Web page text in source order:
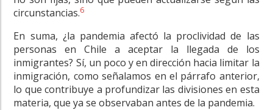
circunstancias.6
En suma, ¿la pandemia afectó la proclividad de las
personas en Chile a aceptar la llegada de los
inmigrantes? Sí, un poco y en dirección hacia limitar la
inmigración, como señalamos en el párrafo anterior,
lo que contribuye a profundizar las divisiones en esta
materia, que ya se observaban antes de la pandemia.